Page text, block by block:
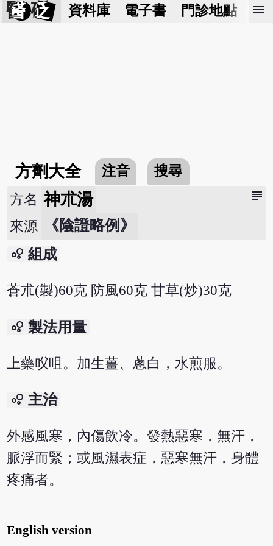
醫 砭 資料庫 電子書 門診地點 預
menu
方劑大全 注音 搜尋
subject
方名 神朮湯
來源 《陰證略例》
bubble_chart 組成
蒼朮(製)60克 防風60克 甘草(炒)30克
bubble_chart 製法用量
上藥㕮咀。加生薑、蔥白，水煎服。
bubble_chart 主治
外感風寒，內傷飲冷。發熱惡寒，無汗，
脈浮而緊；或風濕表症，惡寒無汗，身體
疼痛者。
English version